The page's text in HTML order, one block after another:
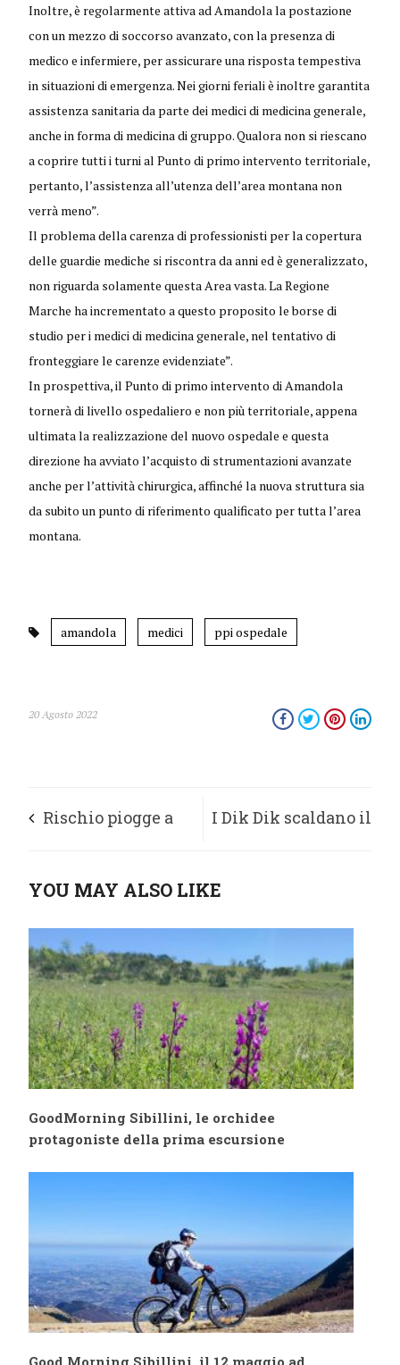
Inoltre, è regolarmente attiva ad Amandola la postazione
con un mezzo di soccorso avanzato, con la presenza di
medico e infermiere, per assicurare una risposta tempestiva
in situazioni di emergenza. Nei giorni feriali è inoltre garantita
assistenza sanitaria da parte dei medici di medicina generale,
anche in forma di medicina di gruppo. Qualora non si riescano
a coprire tutti i turni al Punto di primo intervento territoriale,
pertanto, l’assistenza all’utenza dell’area montana non
verrà meno”.
Il problema della carenza di professionisti per la copertura
delle guardie mediche si riscontra da anni ed è generalizzato,
non riguarda solamente questa Area vasta. La Regione
Marche ha incrementato a questo proposito le borse di
studio per i medici di medicina generale, nel tentativo di
fronteggiare le carenze evidenziate”.
In prospettiva, il Punto di primo intervento di Amandola
tornerà di livello ospedaliero e non più territoriale, appena
ultimata la realizzazione del nuovo ospedale e questa
direzione ha avviato l’acquisto di strumentazioni avanzate
anche per l’attività chirurgica, affinché la nuova struttura sia
da subito un punto di riferimento qualificato per tutta l’area
montana.
amandola medici ppi ospedale
20 Agosto 2022
Rischio piogge a
fosso dalla strada
fermana
I Dik Dik scaldano il
YOU MAY ALSO LIKE
GoodMorning Sibillini, le orchidee
protagoniste della prima escursione